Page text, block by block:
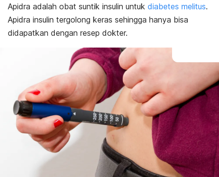
Aturan pakai
Efek samping
Peringatan dan perhatian
Efek pada ibu hamil dan menyusui
Apidra adalah obat suntik insulin untuk diabetes melitus.
Apidra insulin tergolong keras sehingga hanya bisa
didapatkan dengan resep dokter.